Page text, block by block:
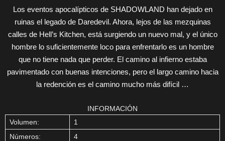
Los eventos apocalípticos de SHADOWLAND han dejado en
ruinas el legado de Daredevil. Ahora, lejos de las mezquinas
calles de Hell’s Kitchen, está surgiendo un nuevo mal, y el único
hombre lo suficientemente loco para enfrentarlo es un hombre
que no tiene nada que perder. El camino al infierno estaba
pavimentado con buenas intenciones, pero el largo camino hacia
la redención es el camino mucho más difícil …
INFORMACIÓN
Volumen:
1
Números:
4